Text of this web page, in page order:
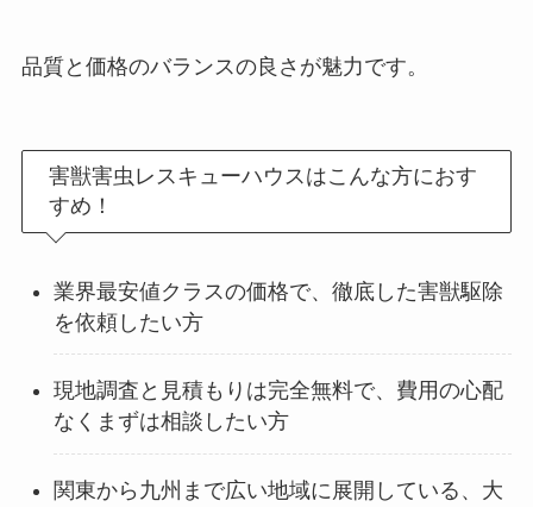
品質と価格のバランスの良さが魅力です。
害獣害虫レスキューハウスはこんな方におす
すめ！
業界最安値クラスの価格で、徹底した害獣駆除
を依頼したい方
現地調査と見積もりは完全無料で、費用の心配
なくまずは相談したい方
関東から九州まで広い地域に展開している、大